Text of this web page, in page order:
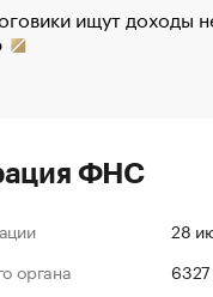
ищут доходы
ФНС
28
органа
6327